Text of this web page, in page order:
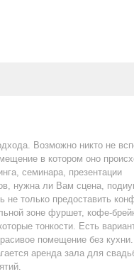
Возможно никто не
в котором оно
семинара, презентации
нужна ли Вам сцена,
не только предоставить
зоне фуршет, кофе-
тонкости. Есть
помещение без кухни.
аренда зала для